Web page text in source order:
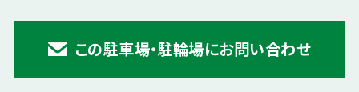
この駐車場・駐輪場にお問い合わせ